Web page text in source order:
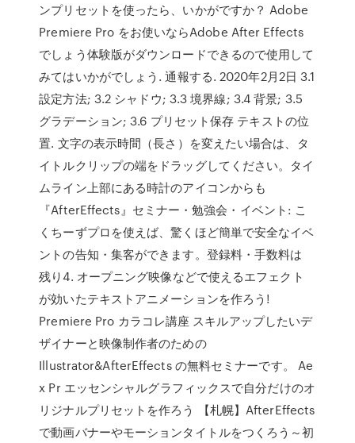
ンプリセットを使ったら、いかがですか？ Adobe
Premiere Pro をお使いならAdobe After Effects
でしょう体験版がダウンロードできるので使用して
みてはいかがでしょう. 通報する. 2020年2月2日 3.1
設定方法; 3.2 シャドウ; 3.3 境界線; 3.4 背景; 3.5
グラデーション; 3.6 プリセット保存 テキストの位
置. 文字の表示時間（長さ）を変えたい場合は、タ
イトルクリップの端をドラッグしてください。タイ
ムライン上部にある時計のアイコンからも
『AfterEffects』セミナー・勉強会・イベント: こ
くちーずプロを使えば、驚くほど簡単で安全なイベ
ントの告知・集客ができます。登録料・手数料は
残り4. オープニング映像などで使えるエフェクト
が効いたテキストアニメーションを作ろう!
Premiere Pro カラコレ講座 スキルアップしたいデ
ザイナーと映像制作者のための
Illustrator&AfterEffects の無料セミナーです。 Ae
x Pr エッセンシャルグラフィックスで自分だけのオ
リジナルプリセットを作ろう 【札幌】AfterEffects
で動画バナーやモーションタイトルをつくろう～初